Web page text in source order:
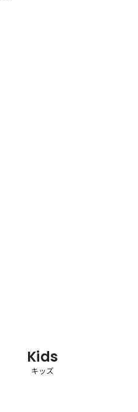
Kids
キッズ